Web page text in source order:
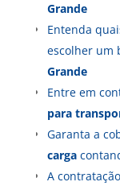
Grande
Entenda
escolher um
Grande
Entre em
para
Garanta a
carga
A